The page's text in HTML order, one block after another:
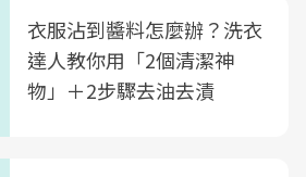
衣服沾到醬料怎麼辦？洗衣
達人教你用「2個清潔神
物」＋2步驟去油去漬